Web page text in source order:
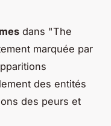
dans "The
marquée par
des entités
des peurs et